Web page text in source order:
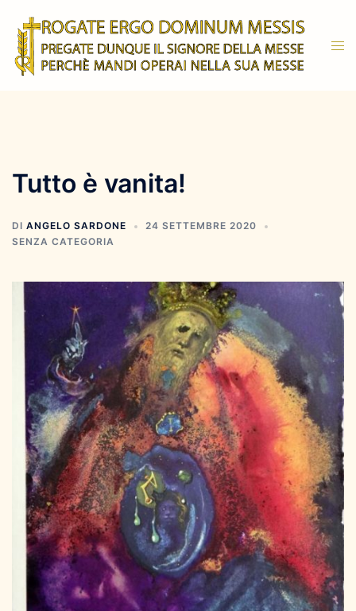
contenuto
Tutto è vanita!
DI ANGELO SARDONE
24 SETTEMBRE 2020
SENZA CATEGORIA